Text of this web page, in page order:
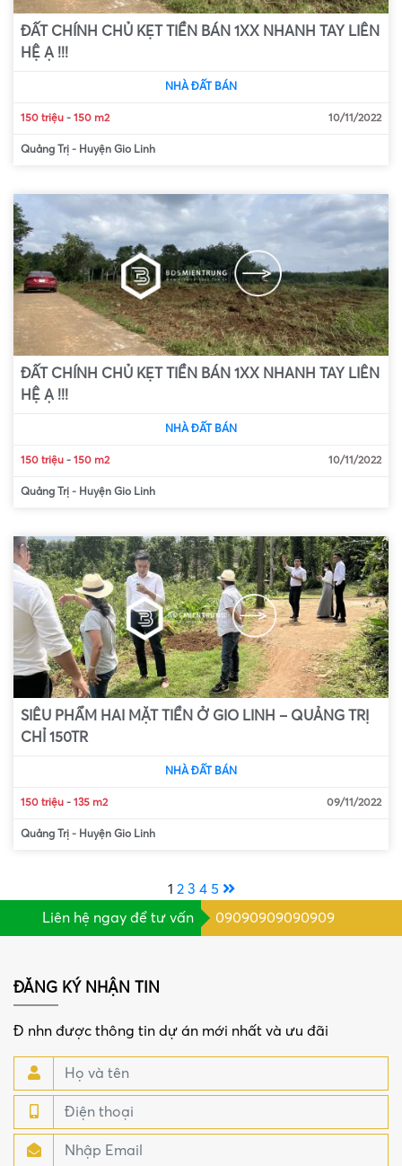
ĐẤT CHÍNH CHỦ KẸT TIỀN BÁN 1XX NHANH TAY LIÊN
HỆ Ạ !!!
NHÀ ĐẤT BÁN
150 triệu - 150 m2 10/11/2022
Quảng Trị - Huyện Gio Linh
ĐẤT CHÍNH CHỦ KẸT TIỀN BÁN 1XX NHANH TAY LIÊN
HỆ Ạ !!!
NHÀ ĐẤT BÁN
150 triệu - 150 m2 10/11/2022
Quảng Trị - Huyện Gio Linh
SIÊU PHẨM HAI MẶT TIỀN Ở GIO LINH – QUẢNG TRỊ
CHỈ 150TR
NHÀ ĐẤT BÁN
150 triệu - 135 m2 09/11/2022
Quảng Trị - Huyện Gio Linh
1 2 3 4 5
Liên hệ ngay để tư vấn
09090909090909
ĐĂNG KÝ NHẬN TIN
Đ nhn được thông tin dự án mới nhất và ưu đãi